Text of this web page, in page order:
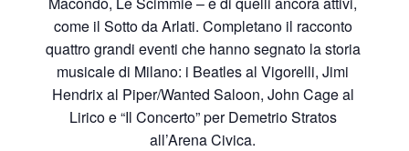
come il Sotto da Arlati. Completano il racconto
quattro grandi eventi che hanno segnato la storia
musicale di Milano: i Beatles al Vigorelli, Jimi
Hendrix al Piper/Wanted Saloon, John Cage al
Lirico e “Il Concerto” per Demetrio Stratos
all’Arena Civica.